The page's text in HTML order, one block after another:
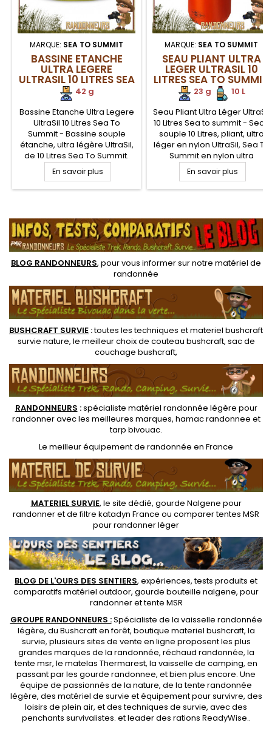
MARQUE: SEA TO SUMMIT
BASSINE ETANCHE
ULTRA LEGERE
ULTRASIL 10 LITRES SEA
TO SUMMIT
42 g
Bassine Etanche Ultra Legere
UltraSil 10 Litres Sea To
Summit - Bassine souple
étanche, ultra légère UltraSil,
de 10 Litres Sea To Summit.
Repliable dans sa housse,
cette bassine étanche,
compacte et légère,
Poignées de transport.
Résiste à l'eau chaude.
En savoir plus
MARQUE: SEA TO SUMMIT
SEAU PLIANT ULTRA
LEGER ULTRASIL 10
LITRES SEA TO SUMMIT
23 g
10 L
Seau Pliant Ultra Léger UltraSil
10 Litres Sea to summit - Seau
souple 10 Litres, pliant, ultra
léger en nylon UltraSil, Sea To
Summit en nylon ultra
résistant, auto portant sur
surface plane. Coutures
soudées étanches. Poignées
de qualité alimentaire
En savoir plus
BLOG RANDONNEURS, pour vous informer sur notre matériel de
randonnée
BUSHCRAFT SURVIE :toutes les techniques etmateriel bushcraft
survie nature, le meilleur choix de couteau bushcraft, sac de
couchage bushcraft,
RANDONNEURS :spécialiste matériel randonnée légère pour
randonner avec les meilleures marques, hamac randonnee et
tarp bivouac.
Le meilleur équipement de randonnée en France
MATERIEL SURVIE, le site dédié, gourde Nalgene pour
randonneret defiltre katadyn France ou comparer tentes MSR
pour randonner léger
BLOG DE L'OURS DES SENTIERS, expériences, tests produits et
comparatifs matériel outdoor, gourde bouteille nalgene, pour
randonner ettente MSR
GROUPE RANDONNEURS :Spécialiste de la vaisselle randonnée
légère, du Bushcraft en forêt, boutique materiel bushcraft, la
survie, plusieurs sites de vente en ligne proposent les plus
grandes marques de la randonnée, réchaud randonnée, la
tente msr, le matelas Thermarest, la vaisselle de camping, en
passant par les gourde randonnee, et bien plus encore. Une
équipe de passionnés de la nature, de latente randonnée
légère, des matériel de survie et équipement pour survivre, des
loisirs de plein air, et des techniques de survie, avec des
penchants survivalistes. et leader des rations ReadyWise..